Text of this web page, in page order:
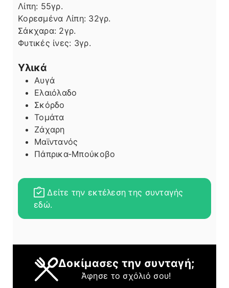
Λίπη
Λίπη: 55γρ.
Κορεσμένα Λίπη: 32γρ.
Σάκχαρα: 2γρ.
Φυτικές ίνες: 3γρ.
Υλικά
Αυγά
Ελαιόλαδο
Σκόρδο
Τομάτα
Ζάχαρη
Μαϊντανός
Πάπρικα-Μπούκοβο
Δείτε την εκτέλεση της συνταγής
εδώ.
Δοκίμασες την συνταγή;
Άφησε το σχόλιό σου!